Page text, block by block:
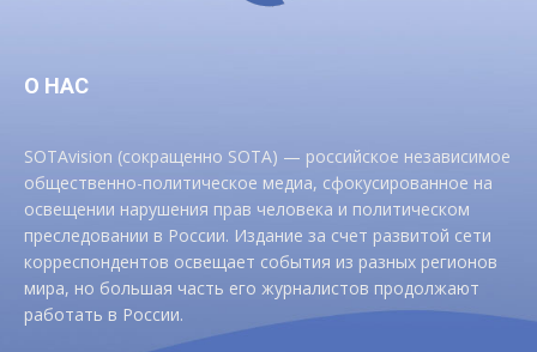
О НАС
SOTAvision (сокращенно SOTA) — российское независимое
общественно-политическое медиа, сфокусированное на
освещении нарушения прав человека и политическом
преследовании в России. Издание за счет развитой сети
корреспондентов освещает события из разных регионов
мира, но большая часть его журналистов продолжают
работать в России.